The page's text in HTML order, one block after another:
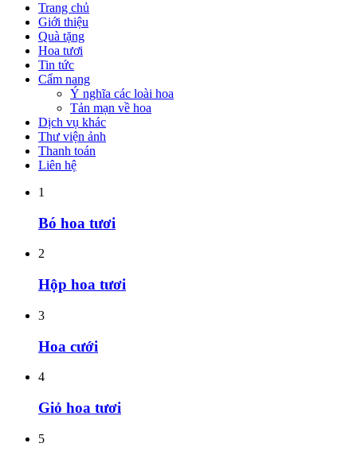
Trang chủ
Giới thiệu
Quà tặng
Hoa tươi
Tin tức
Cẩm nang
Ý nghĩa các loài hoa
Tản mạn về hoa
Dịch vụ khác
Thư viện ảnh
Thanh toán
Liên hệ
1
Bó hoa tươi
2
Hộp hoa tươi
3
Hoa cưới
4
Giỏ hoa tươi
5